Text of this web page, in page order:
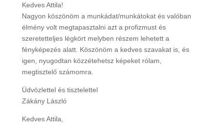
Kedves Attila!
Nagyon köszönöm a munkádat/munkátokat és valóban
élmény volt megtapasztalni azt a profizmust és
szeretetteljes légkört melyben részem lehetett a
fényképezés alatt. Köszönöm a kedves szavakat is, és
igen, nyugodtan közzétehetsz képeket rólam,
megtisztelő számomra.
Üdvözlettel és tisztelettel
Zákány László
Kedves Attila,